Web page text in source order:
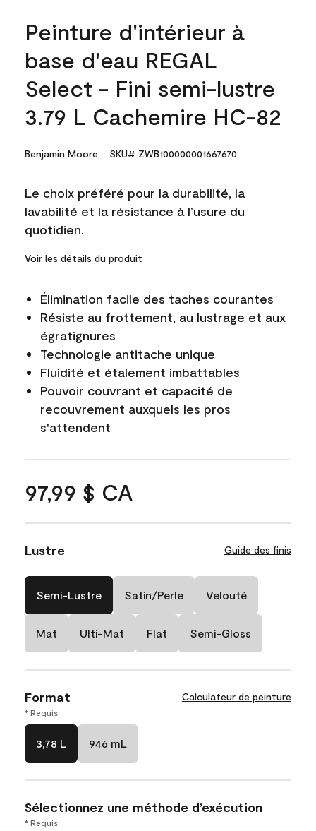
Peinture d'intérieur à
base d'eau REGAL
Select - Fini semi-lustre
3.79 L Cachemire HC-82
Benjamin Moore SKU# ZWB100000001667670
Le choix préféré pour la durabilité, la
lavabilité et la résistance à l’usure du
quotidien.
Voir les détails du produit
Élimination facile des taches courantes
Résiste au frottement, au lustrage et aux
égratignures
Technologie antitache unique
Fluidité et étalement imbattables
Pouvoir couvrant et capacité de
recouvrement auxquels les pros
s'attendent
97,99 $ CA
Lustre Guide des finis
Semi-Lustre Satin/Perle Velouté
Mat Ulti-Mat Flat Semi-Gloss
Format Calculateur de peinture
* Requis
3,78 L 946 mL
Sélectionnez une méthode d’exécution
* Requis